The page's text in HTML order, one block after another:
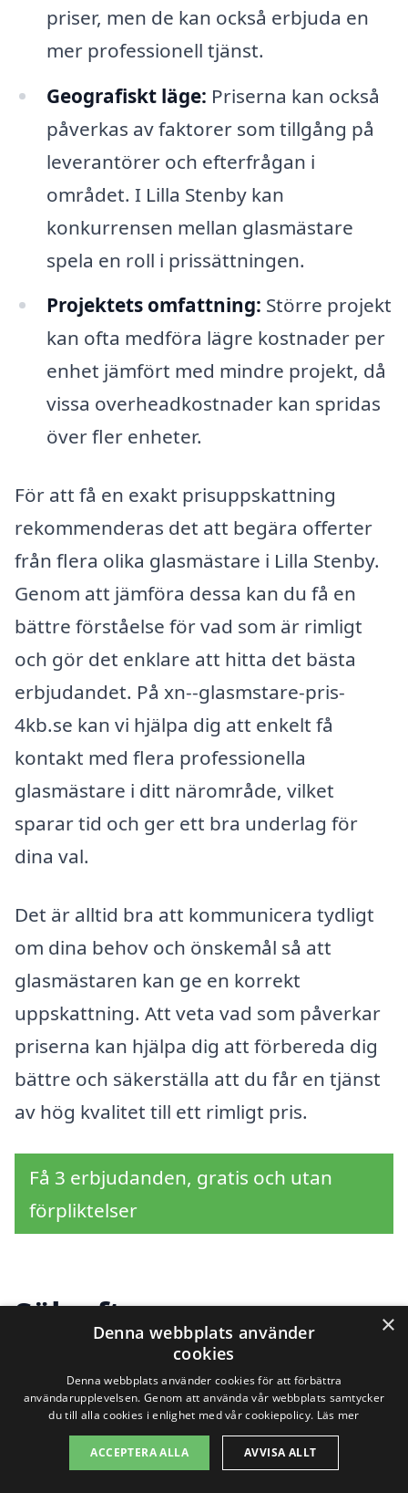
priser, men de kan också erbjuda en
mer professionell tjänst.
Geografiskt läge: Priserna kan också
påverkas av faktorer som tillgång på
leverantörer och efterfrågan i
området. I Lilla Stenby kan
konkurrensen mellan glasmästare
spela en roll i prissättningen.
Projektets omfattning: Större projekt
kan ofta medföra lägre kostnader per
enhet jämfört med mindre projekt, då
vissa overheadkostnader kan spridas
över fler enheter.
För att få en exakt prisuppskattning
rekommenderas det att begära offerter
från flera olika glasmästare i Lilla Stenby.
Genom att jämföra dessa kan du få en
bättre förståelse för vad som är rimligt
och gör det enklare att hitta det bästa
erbjudandet. På xn--glasmstare-pris-
4kb.se kan vi hjälpa dig att enkelt få
kontakt med flera professionella
glasmästare i ditt närområde, vilket
sparar tid och ger ett bra underlag för
dina val.
Det är alltid bra att kommunicera tydligt
om dina behov och önskemål så att
glasmästaren kan ge en korrekt
uppskattning. Att veta vad som påverkar
priserna kan hjälpa dig att förbereda dig
bättre och säkerställa att du får en tjänst
av hög kvalitet till ett rimligt pris.
Få 3 erbjudanden, gratis och utan
förpliktelser
Sök efter en
professionell för
glasmästare i andra
städer nära Lilla Stenby
×
Denna webbplats använder
cookies
Denna webbplats använder cookies för att förbättra
användarupplevelsen. Genom att använda vår webbplats samtycker
du till alla cookies i enlighet med vår cookiepolicy. Läs mer
ACCEPTERA ALLA AVVISA ALLT